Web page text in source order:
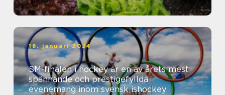
18. januari 2024
SM-finalen i hockey är en av årets mest
spännande och prestigefyllda
evenemang inom svensk ishockey